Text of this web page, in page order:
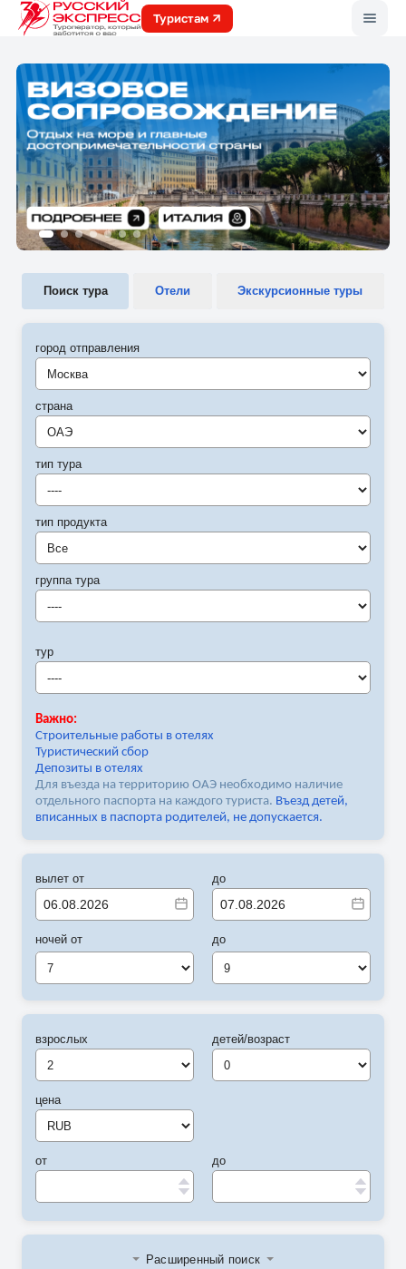
Туристам
Поиск тура Отели Экскурсионные туры
город отправления
Москва
страна
ОАЭ
тип тура
----
тип продукта
Все
группа тура
----
тур
----
Важно:
Строительные работы в отелях
Туристический сбор
Депозиты в отелях
Для въезда на территорию ОАЭ необходимо наличие
отдельного паспорта на каждого туриста. Въезд детей,
вписанных в паспорта родителей, не допускается.
вылет от
ночей от
7
до
до
9
взрослых
цена
от
детей/возраст
до
Расширенный поиск